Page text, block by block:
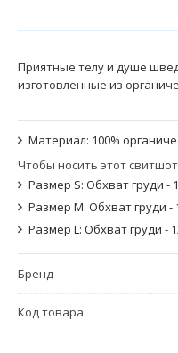
Приятные телу и душе
изготовленные из
Материал: 100%
Чтобы носить этот
Размер S: Обхват груди -
Размер M: Обхват груди -
Размер L: Обхват груди -
Бренд
Код товара